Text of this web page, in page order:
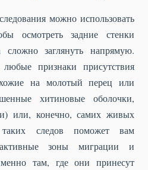
можно использовать
осмотреть задние стенки
заглянуть напрямую.
признаки присутствия
на молотый перец или
хитиновые оболочки,
или, конечно, самих живых
следов поможет вам
зоны миграции и
там, где они принесут